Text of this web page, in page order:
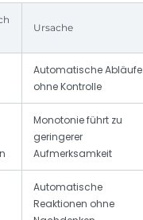
Ursache
Automatische Abläufe
ohne Kontrolle
Monotonie führt zu
geringerer
Aufmerksamkeit
Automatische
Reaktionen ohne